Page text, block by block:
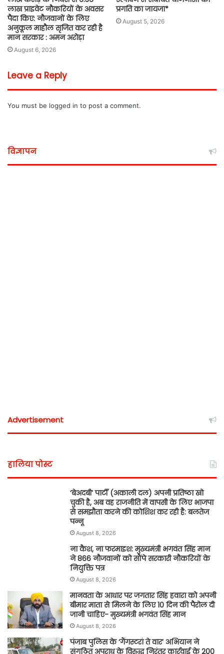
लाख प्राइवेट नौकरियों के अवसर
पैदा किए: नौजवानों के लिए
अनुकूल माहौल सृजित कर रही है
मान सरकार : अमन अरोड़ा
August 6, 2026
प्रगति का जायजा*
August 5, 2026
Leave a Reply
You must be logged in to post a comment.
विज्ञापन
Advertisement
हालिया पोस्ट
‘बेअदबी’ पार्टी (अकाली दल) अपनी प्रतिष्ठा खो
चुकी है, अब वह राजनीति में वापसी के लिए भाजपा
से समझौता करने की कोशिश कर रही है: बलतेज
पन्नू
August 8, 2026
ना कैश, ना फरमाइश: मुख्यमंत्री भगवंत सिंह मान
ने 866 नौजवानों को सौंपे सरकारी नौकरियों के
नियुक्ति पत्र
August 8, 2026
मानवता के आधार पर जगतार सिंह हवारा को अपनी
बीमार माता से मिलने के लिए 10 दिन की पैरोल दी
जानी चाहिए- मुख्यमंत्री भगवंत सिंह मान
August 8, 2026
पंजाब पुलिस के ‘गैंगस्टरां ते वार’ अभियान ने
संगठित अपराध के विरुद्ध निरंतर कार्रवाई के 200